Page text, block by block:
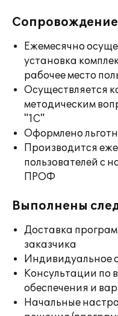
Ежемесячно
установка
рабочее место
Осуществляется
методическим
"1С"
Оформлено
Производится
пользователей с
ПРОФ
Выполнены
Доставка
заказчика
Индивидуальное
Консультации по
обеспечения и
Начальные